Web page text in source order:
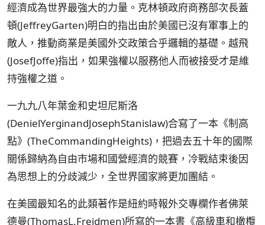
經濟成為世界最強大的力量。克林頓政府商務部次長蓋
頓(JeffreyGarten)明白的指出由於美國已沒有軍事上的
敵人，推動商業是美國外交政策合乎邏輯的基礎。越飛
(JosefJoffe)指出，如果強權以服務他人而被接受才是維
持強權之道。
一九九八年葉金和史坦尼斯洛
(DenielYerginandJosephStanislaw)合寫了一本《制高
點》(TheCommandingHeights)，把過去五十年的國際
關係歸納為自由市場和國營經濟的競賽，冷戰結束後因
為思想上的分歧減少，全世界國家將更加團結。
在美國最知名的此類著作是紐約時報外交專欄作者佛萊
德曼(ThomasL.Freidmen)所寫的一本書《高級車和橄欖